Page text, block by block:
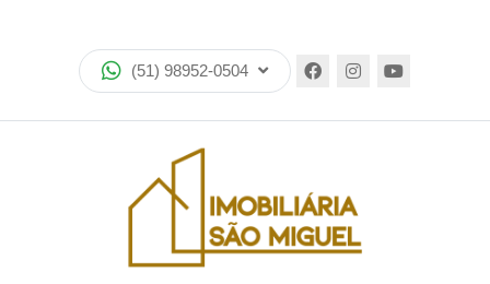
(51) 98952-0504
Imóveis
Encomende seu imóvel